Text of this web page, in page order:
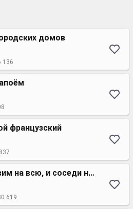
домов
136
французский
Звук поставим на всю, и соседи не спят
619